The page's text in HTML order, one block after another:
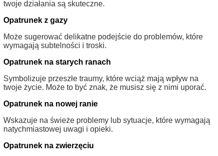
twoje działania są skuteczne.
Opatrunek z gazy
Może sugerować delikatne podejście do problemów, które
wymagają subtelności i troski.
Opatrunek na starych ranach
Symbolizuje przeszłe traumy, które wciąż mają wpływ na
twoje życie. Może to być znak, że musisz się z nimi uporać.
Opatrunek na nowej ranie
Wskazuje na świeże problemy lub sytuacje, które wymagają
natychmiastowej uwagi i opieki.
Opatrunek na zwierzęciu